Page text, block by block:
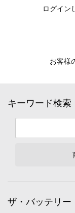
ログイン
お客様
キーワード検索
ザ・バッテリ